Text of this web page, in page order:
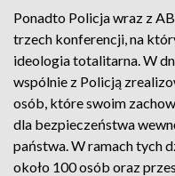
Ponadto Policja wraz z
trzech konferencji, na
ideologia totalitarna. W
wspólnie z Policją
osób, które swoim
dla bezpieczeństwa
państwa. W ramach tych
około 100 osób oraz